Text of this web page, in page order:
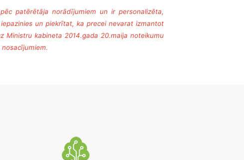
patērētāja norādījumiem un ir personalizēta,
un piekrītat, ka precei nevarat izmantot
Ministru kabineta 2014.gada 20.maija noteikumu